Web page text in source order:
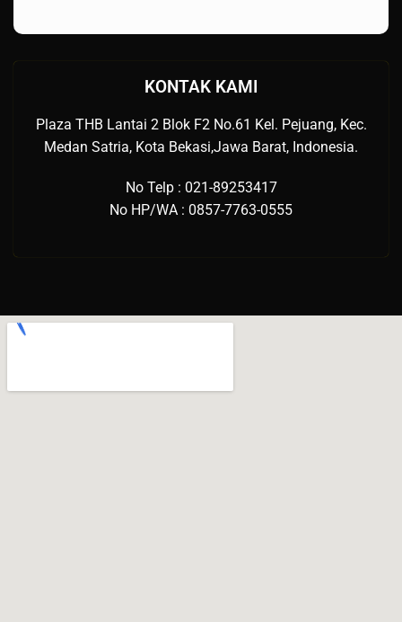
KONTAK KAMI
Plaza THB Lantai 2 Blok F2 No.61 Kel. Pejuang, Kec.
Medan Satria, Kota Bekasi,Jawa Barat, Indonesia.
No Telp : 021-89253417
No HP/WA : 0857-7763-0555